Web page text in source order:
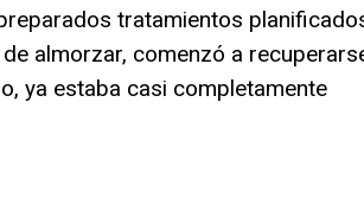
tratamientos
almorzar, comenzó a
ya estaba casi completamente